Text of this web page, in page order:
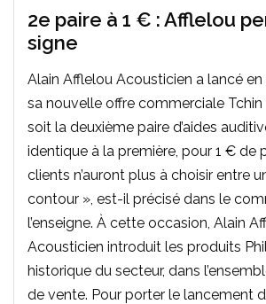
2e paire à 1 € : Afflelou
signe
Alain Afflelou Acousticien a lancé
sa nouvelle offre commerciale Tchin
soit la deuxième paire d’aides
identique à la première, pour 1 € de
clients n’auront plus à choisir entre
contour », est-il précisé dans le
l’enseigne. À cette occasion, Alain
Acousticien introduit les produits
historique du secteur, dans
de vente. Pour porter le lancement